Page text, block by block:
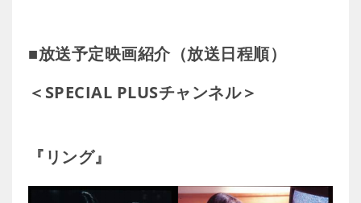
■放送予定映画紹介（放送日程順）
＜SPECIAL PLUSチャンネル＞
『リング』